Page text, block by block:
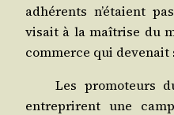
adhé­rents n’étaient
visait à la maî­trise du
com­merce qui deve­nait
Les pro­mo­teurs
entre­prirent une